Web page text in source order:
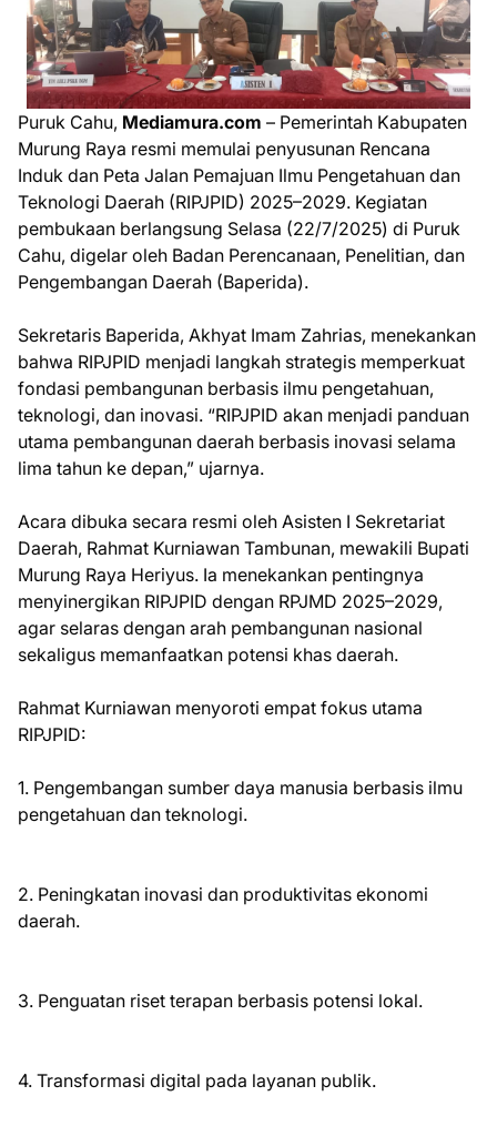
Puruk Cahu, Mediamura.com – Pemerintah Kabupaten
Murung Raya resmi memulai penyusunan Rencana
Induk dan Peta Jalan Pemajuan Ilmu Pengetahuan dan
Teknologi Daerah (RIPJPID) 2025–2029. Kegiatan
pembukaan berlangsung Selasa (22/7/2025) di Puruk
Cahu, digelar oleh Badan Perencanaan, Penelitian, dan
Pengembangan Daerah (Baperida).
Sekretaris Baperida, Akhyat Imam Zahrias, menekankan
bahwa RIPJPID menjadi langkah strategis memperkuat
fondasi pembangunan berbasis ilmu pengetahuan,
teknologi, dan inovasi. “RIPJPID akan menjadi panduan
utama pembangunan daerah berbasis inovasi selama
lima tahun ke depan,” ujarnya.
Acara dibuka secara resmi oleh Asisten I Sekretariat
Daerah, Rahmat Kurniawan Tambunan, mewakili Bupati
Murung Raya Heriyus. Ia menekankan pentingnya
menyinergikan RIPJPID dengan RPJMD 2025–2029,
agar selaras dengan arah pembangunan nasional
sekaligus memanfaatkan potensi khas daerah.
Rahmat Kurniawan menyoroti empat fokus utama
RIPJPID:
1. Pengembangan sumber daya manusia berbasis ilmu
pengetahuan dan teknologi.
2. Peningkatan inovasi dan produktivitas ekonomi
daerah.
3. Penguatan riset terapan berbasis potensi lokal.
4. Transformasi digital pada layanan publik.